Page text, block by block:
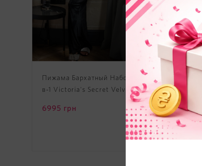
Пижама Бархатный Набор 3-
в-1 Victoria's Secret Velvet 3-
6995 грн